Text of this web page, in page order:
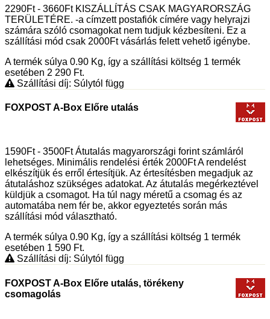
2290Ft - 3660Ft KISZÁLLÍTÁS CSAK MAGYARORSZÁG
TERÜLETÉRE. -a címzett postafiók címére vagy helyrajzi
számára szóló csomagokat nem tudjuk kézbesíteni. Ez a
szállítási mód csak 2000Ft vásárlás felett vehető igénybe.
A termék súlya 0.90 Kg, így a szállítási költség 1 termék
esetében 2 290 Ft.
Szállítási díj: Súlytól függ
FOXPOST A-Box Előre utalás
1590Ft - 3500Ft Átutalás magyarországi forint számláról
lehetséges. Minimális rendelési érték 2000Ft A rendelést
elkészítjük és erről értesítjük. Az értesítésben megadjuk az
átutaláshoz szükséges adatokat. Az átutalás megérkeztével
küldjük a csomagot. Ha túl nagy méretű a csomag és az
automatába nem fér be, akkor egyeztetés során más
szállítási mód választható.
A termék súlya 0.90 Kg, így a szállítási költség 1 termék
esetében 1 590 Ft.
Szállítási díj: Súlytól függ
FOXPOST A-Box Előre utalás, törékeny
csomagolás